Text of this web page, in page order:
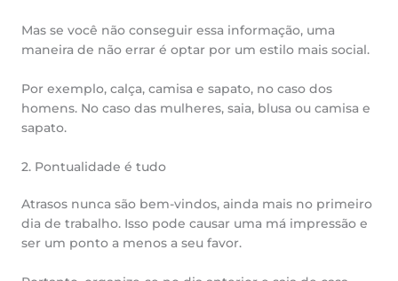
Mas se você não conseguir essa informação, uma
maneira de não errar é optar por um estilo mais social.
Por exemplo, calça, camisa e sapato, no caso dos
homens. No caso das mulheres, saia, blusa ou camisa e
sapato.
2. Pontualidade é tudo
Atrasos nunca são bem-vindos, ainda mais no primeiro
dia de trabalho. Isso pode causar uma má impressão e
ser um ponto a menos a seu favor.